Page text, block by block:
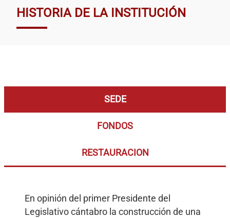
HISTORIA DE LA INSTITUCIÓN
SEDE
FONDOS
RESTAURACION
En opinión del primer Presidente del
Legislativo cántabro la construcción de una